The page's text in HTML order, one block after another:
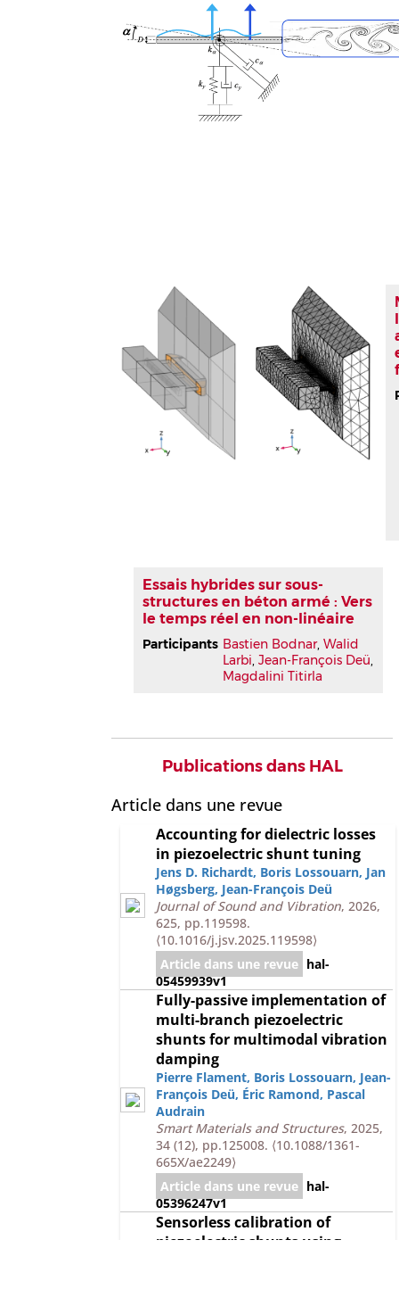
Essais hybrides sur sous-
structures en béton armé : Vers
le temps réel en non-linéaire
Participants Bastien Bodnar,Walid
Larbi,Jean-François Deü,
Magdalini Titirla
Publications dans HAL
Article dans une revue
Accounting for dielectric losses
in piezoelectric shunt tuning
Jens D. Richardt, Boris Lossouarn, Jan
Høgsberg, Jean-François Deü
Journal of Sound and Vibration, 2026,
625, pp.119598.
⟨10.1016/j.jsv.2025.119598⟩
Article dans une revue hal-
05459939v1
Fully-passive implementation of
multi-branch piezoelectric
shunts for multimodal vibration
damping
Pierre Flament, Boris Lossouarn, Jean-
François Deü, Éric Ramond, Pascal
Audrain
Smart Materials and Structures, 2025,
34 (12), pp.125008. ⟨10.1088/1361-
665X/ae2249⟩
Article dans une revue hal-
05396247v1
Sensorless calibration of
piezoelectric shunts using